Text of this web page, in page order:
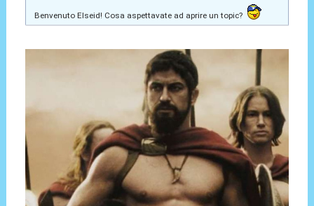
Benvenuto Elseid! Cosa aspettavate ad aprire un topic?